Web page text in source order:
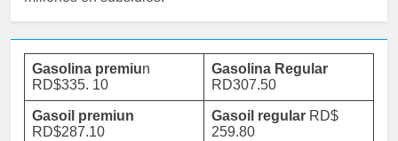
Gasolina premiun
RD$335. 10
Gasolina Regular
RD307.50
Gasoil premiun
RD$287.10
Gasoil regular RD$
259.80